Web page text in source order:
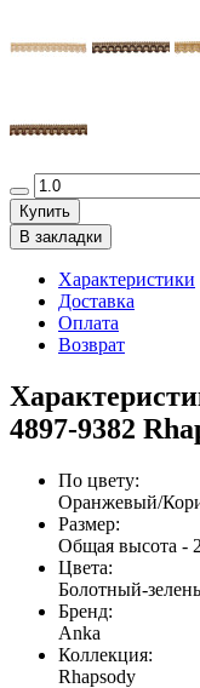
Купить
В закладки
Характеристики
Доставка
Оплата
Возврат
4897-9382
По цвету:
Оранжевый/
Размер:
Общая высота -
Цвета:
Болотный-
Бренд:
Anka
Коллекция:
Rhapsody